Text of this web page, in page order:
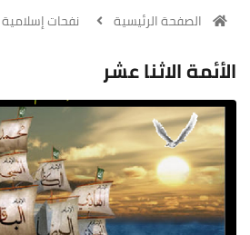
الصفحة الرئيسية نفحات إسلامية
الأئمة الاثنا عشر